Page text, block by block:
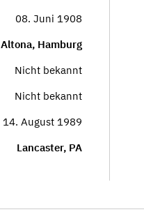
08. Juni 1908
Altona, Hamburg
Nicht bekannt
Nicht bekannt
14. August 1989
Lancaster, PA